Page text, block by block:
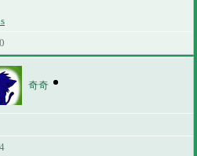
奇奇